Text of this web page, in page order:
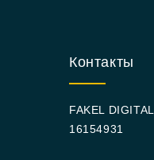
Контакты
FAKEL
16154931